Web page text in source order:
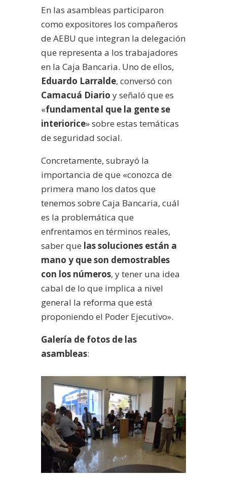
En las asambleas participaron
como expositores los compañeros
de AEBU que integran la delegación
que representa a los trabajadores
en la Caja Bancaria. Uno de ellos,
Eduardo Larralde, conversó con
Camacuá Diario y señaló que es
«fundamental que la gente se
interiorice» sobre estas temáticas
de seguridad social.
Concretamente, subrayó la
importancia de que «conozca de
primera mano los datos que
tenemos sobre Caja Bancaria, cuál
es la problemática que
enfrentamos en términos reales,
saber que las soluciones están a
mano y que son demostrables
con los números, y tener una idea
cabal de lo que implica a nivel
general la reforma que está
proponiendo el Poder Ejecutivo».
Galería de fotos de las
asambleas: